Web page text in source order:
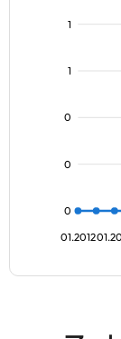
0
0
0
1
1
01.2012